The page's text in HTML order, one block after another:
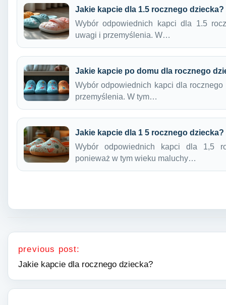
Jakie kapcie dla 1.5 rocznego dziecka?
Wybór odpowiednich kapci dla 1.5
uwagi i przemyślenia. W…
Jakie kapcie po domu dla rocznego
Wybór odpowiednich kapci dla
przemyślenia. W tym…
Jakie kapcie dla 1 5 rocznego dziecka?
Wybór odpowiednich kapci dla 1,5
ponieważ w tym wieku maluchy…
Nawigacja wpisu
previous post:
Jakie kapcie dla rocznego dziecka?